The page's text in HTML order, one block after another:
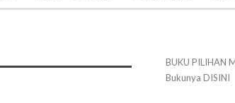
BUKU PILIHAN
Bukunya DISINI